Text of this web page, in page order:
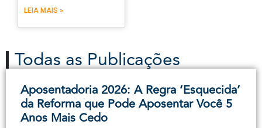
LEIA MAIS »
Todas as Publicações
Aposentadoria 2026: A Regra ‘Esquecida’
da Reforma que Pode Aposentar Você 5
Anos Mais Cedo